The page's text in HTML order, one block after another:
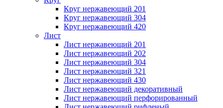
Круг нержавеющий 201
Круг нержавеющий 304
Круг нержавеющий 420
Лист
Лист нержавеющий 201
Лист нержавеющий 202
Лист нержавеющий 304
Лист нержавеющий 321
Лист нержавеющий 430
Лист нержавеющий декоративный
Лист нержавеющий перфорированный